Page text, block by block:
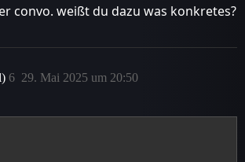
convo. weißt du dazu was konkretes?
29. Mai 2025 um 20:50
6